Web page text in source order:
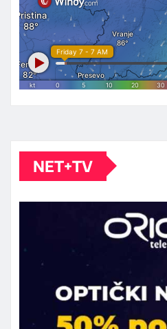
NET+TV